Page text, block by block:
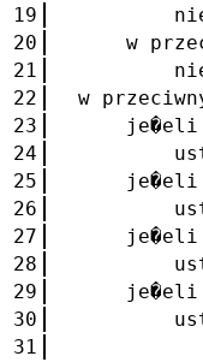
19
nie
20
w
21
nie
22
w
23
je�eli
24
ustal
25
je�eli
26
ustal
27
je�eli
28
ustal
29
je�eli
30
ustal
31